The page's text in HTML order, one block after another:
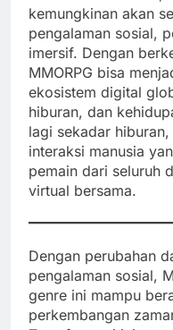
kemungkinan akan
pengalaman sosial,
imersif. Dengan
MMORPG bisa
ekosistem digital
hiburan, dan
lagi sekadar
interaksi manusia
pemain dari seluruh
virtual bersama.
Dengan perubahan
pengalaman sosial,
genre ini mampu
perkembangan